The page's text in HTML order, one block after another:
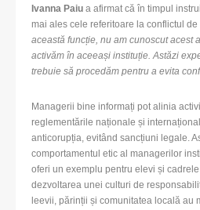
Ivanna Paiu a afirmat că în timpul
mai ales cele referitoare la conflictul de
această funcție, nu am cunoscut acest
activăm în aceeași instituție. Astăzi
trebuie să procedăm pentru a evita
Managerii bine informați pot alinia
reglementările naționale și
anticorupția, evitând sancțiuni legale.
comportamentul etic al managerilor
oferi un exemplu pentru elevi și
dezvoltarea unei culturi de
leevii, părinții și comunitatea locală au